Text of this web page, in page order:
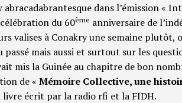
dans l’émission «
du 60ème anniversaire de
valises à Conakry une semaine plutôt,
passé mais aussi et surtout sur les
mis la Guinée au chapitre de bon
de « Mémoire Collective, une
livre écrit par la radio rfi et la FIDH.